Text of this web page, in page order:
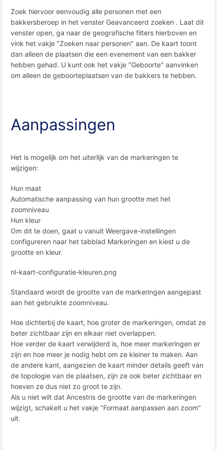
Zoek hiervoor eenvoudig alle personen met een
bakkersberoep in het venster Geavanceerd zoeken . Laat dit
venster open, ga naar de geografische filters hierboven en
vink het vakje "Zoeken naar personen" aan. De kaart toont
dan alleen de plaatsen die een evenement van een bakker
hebben gehad. U kunt ook het vakje "Geboorte" aanvinken
om alleen de geboorteplaatsen van de bakkers te hebben.
Aanpassingen
Het is mogelijk om het uiterlijk van de markeringen te
wijzigen:
Hun maat
Automatische aanpassing van hun grootte met het
zoomniveau
Hun kleur
Om dit te doen, gaat u vanuit Weergave-instellingen
configureren naar het tabblad Markeringen en kiest u de
grootte en kleur.
nl-kaart-configuratie-kleuren.png
Standaard wordt de grootte van de markeringen aangepast
aan het gebruikte zoomniveau.
Hoe dichterbij de kaart, hoe groter de markeringen, omdat ze
beter zichtbaar zijn en elkaar niet overlappen.
Hoe verder de kaart verwijderd is, hoe meer markeringen er
zijn en hoe meer je nodig hebt om ze kleiner te maken. Aan
de andere kant, aangezien de kaart minder details geeft van
de topologie van de plaatsen, zijn ze ook beter zichtbaar en
hoeven ze dus niet zo groot te zijn.
Als u niet wilt dat Ancestris de grootte van de markeringen
wijzigt, schakelt u het vakje "Formaat aanpassen aan zoom"
uit.